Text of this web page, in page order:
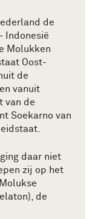
de
Indonesië
Molukken
Oost-
de
vanuit
van de
Soekarno van
daar niet
zij op het
de